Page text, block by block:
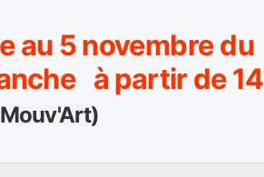
au 5 novembre du
à partir de